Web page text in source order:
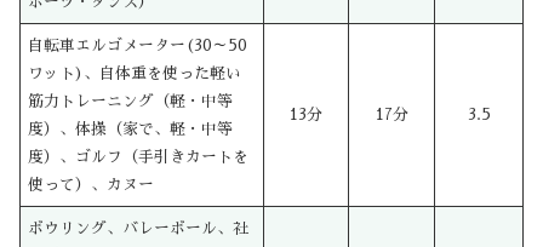
自転車エルゴメーター(30～50
ワット)、自体重を使った軽い
筋力トレーニング（軽・中等
度）、体操（家で、軽・中等
度）、ゴルフ（手引きカートを
使って）、カヌー
13分 17分 3.5
ボウリング、バレーボール、社